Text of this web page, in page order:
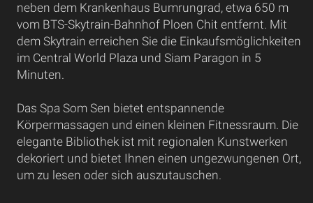
neben dem Krankenhaus Bumrungrad, etwa 650 m
vom BTS-Skytrain-Bahnhof Ploen Chit entfernt. Mit
dem Skytrain erreichen Sie die Einkaufsmöglichkeiten
im Central World Plaza und Siam Paragon in 5
Minuten.
Das Spa Som Sen bietet entspannende
Körpermassagen und einen kleinen Fitnessraum. Die
elegante Bibliothek ist mit regionalen Kunstwerken
dekoriert und bietet Ihnen einen ungezwungenen Ort,
um zu lesen oder sich auszutauschen.